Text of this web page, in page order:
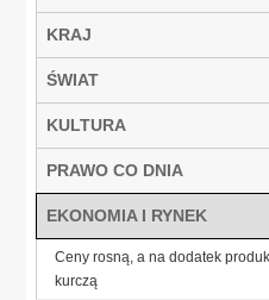
KRAJ
ŚWIAT
KULTURA
PRAWO CO DNIA
EKONOMIA I RYNEK
Ceny rosną, a na dodatek
kurczą